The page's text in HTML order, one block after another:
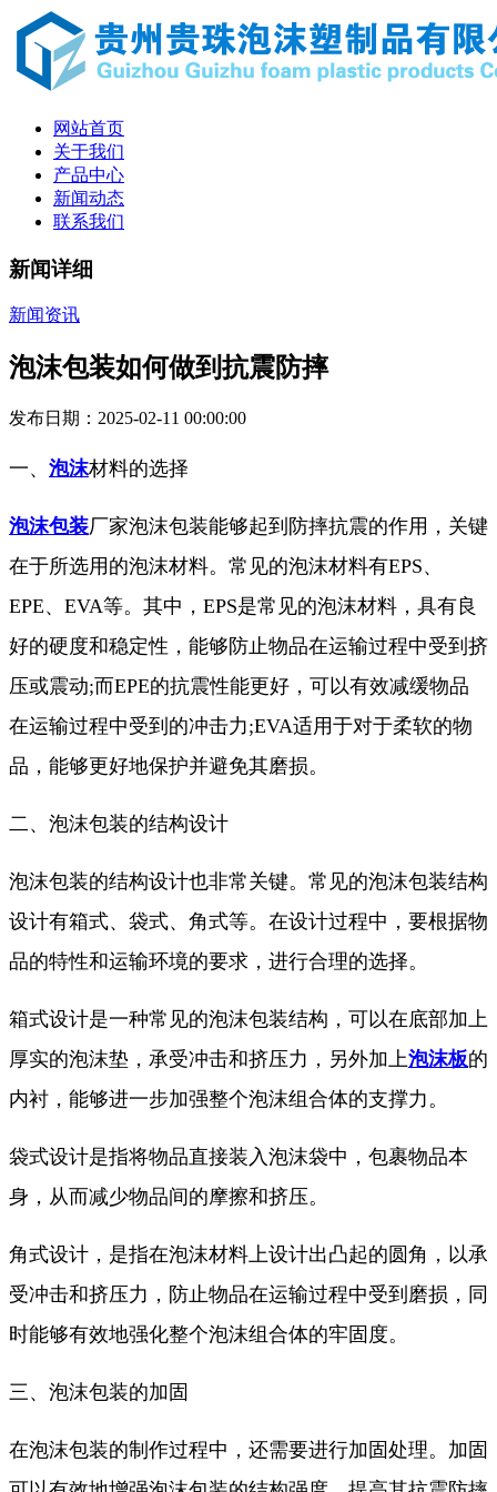
网站首页
关于我们
产品中心
新闻动态
联系我们
新闻详细
新闻资讯
泡沫包装如何做到抗震防摔
发布日期：2025-02-11 00:00:00
一、 泡沫材料的选择
泡沫包装厂家泡沫包装能够起到防摔抗震的作用，关键
在于所选用的泡沫材料。常见的泡沫材料有EPS、
EPE、EVA等。其中，EPS是常见的泡沫材料，具有良
好的硬度和稳定性，能够防止物品在运输过程中受到挤
压或震动;而EPE的抗震性能更好，可以有效减缓物品
在运输过程中受到的冲击力;EVA适用于对于柔软的物
品，能够更好地保护并避免其磨损。
二、泡沫包装的结构设计
泡沫包装的结构设计也非常关键。常见的泡沫包装结构
设计有箱式、袋式、角式等。在设计过程中，要根据物
品的特性和运输环境的要求，进行合理的选择。
箱式设计是一种常见的泡沫包装结构，可以在底部加上
厚实的泡沫垫，承受冲击和挤压力，另外加上泡沫板的
内衬，能够进一步加强整个泡沫组合体的支撑力。
袋式设计是指将物品直接装入泡沫袋中，包裹物品本
身，从而减少物品间的摩擦和挤压。
角式设计，是指在泡沫材料上设计出凸起的圆角，以承
受冲击和挤压力，防止物品在运输过程中受到磨损，同
时能够有效地强化整个泡沫组合体的牢固度。
三、泡沫包装的加固
在泡沫包装的制作过程中，还需要进行加固处理。加固